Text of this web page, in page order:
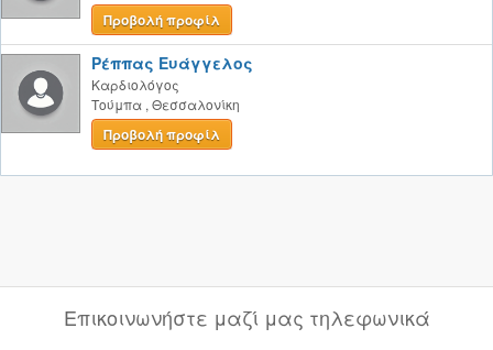
Προβολή προφίλ
Ρέππας Ευάγγελος
Καρδιολόγος
Τούμπα , Θεσσαλονίκη
Προβολή προφίλ
Επικοινωνήστε μαζί μας τηλεφωνικά